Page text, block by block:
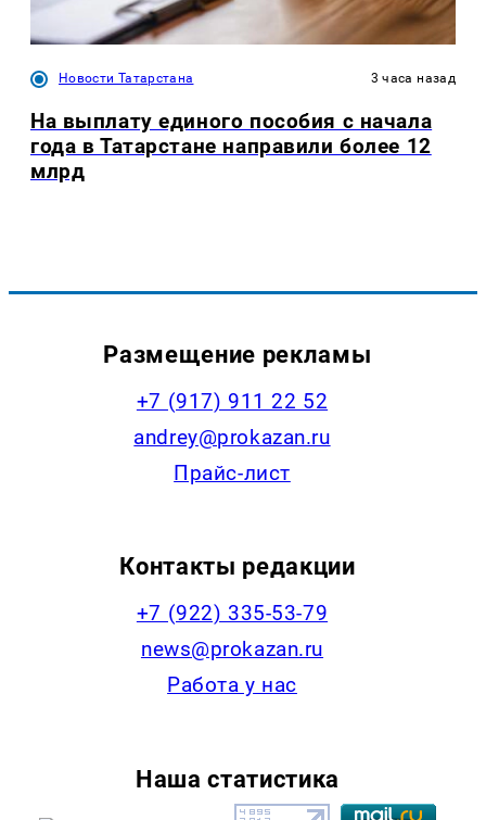
Новости Татарстана 3 часа назад
На выплату единого пособия с начала
года в Татарстане направили более 12
млрд
Размещение рекламы
+7 (917) 911 22 52
andrey@prokazan.ru
Прайс-лист
Контакты редакции
+7 (922) 335-53-79
news@prokazan.ru
Работа у нас
Наша статистика